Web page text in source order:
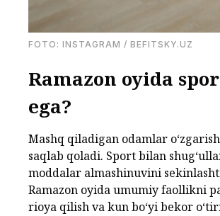
FOTО: INSTAGRAM / BEFITSKY.UZ
Ramazon oyida
ega?
Mashq qiladigan odamlar
saqlab qoladi. Sport bilan
moddalar almashinuvini
Ramazon oyida umumiy faollikni
rioya qilish va kun bo‘yi bekor